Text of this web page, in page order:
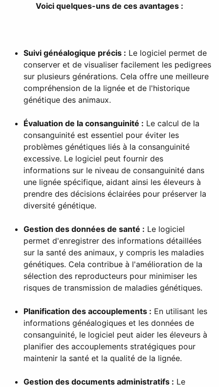
Voici quelques-uns de ces avantages :
Suivi généalogique précis : Le logiciel permet de
conserver et de visualiser facilement les pedigrees
sur plusieurs générations. Cela offre une meilleure
compréhension de la lignée et de l'historique
génétique des animaux.
Évaluation de la consanguinité : Le calcul de la
consanguinité est essentiel pour éviter les
problèmes génétiques liés à la consanguinité
excessive. Le logiciel peut fournir des
informations sur le niveau de consanguinité dans
une lignée spécifique, aidant ainsi les éleveurs à
prendre des décisions éclairées pour préserver la
diversité génétique.
Gestion des données de santé : Le logiciel
permet d'enregistrer des informations détaillées
sur la santé des animaux, y compris les maladies
génétiques. Cela contribue à l'amélioration de la
sélection des reproducteurs pour minimiser les
risques de transmission de maladies génétiques.
Planification des accouplements : En utilisant les
informations généalogiques et les données de
consanguinité, le logiciel peut aider les éleveurs à
planifier des accouplements stratégiques pour
maintenir la santé et la qualité de la lignée.
Gestion des documents administratifs : Le